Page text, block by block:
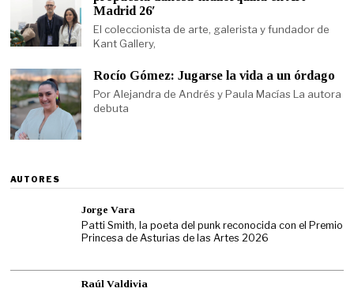
Madrid 26′
El coleccionista de arte, galerista y fundador de
Kant Gallery,
Rocío Gómez: Jugarse la vida a un órdago
Por Alejandra de Andrés y Paula Macías La autora
debuta
AUTORES
Jorge Vara
Patti Smith, la poeta del punk reconocida con el Premio
Princesa de Asturias de las Artes 2026
Raúl Valdivia